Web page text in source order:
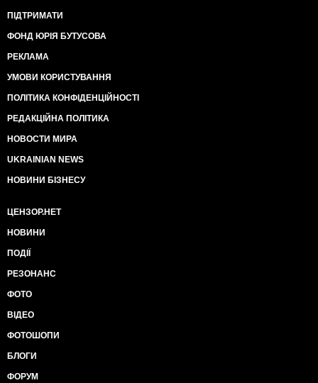
ПІДТРИМАТИ
ФОНД ЮРІЯ БУТУСОВА
РЕКЛАМА
УМОВИ КОРИСТУВАННЯ
ПОЛІТИКА КОНФІДЕНЦІЙНОСТІ
РЕДАКЦІЙНА ПОЛІТИКА
НОВОСТИ МИРА
UKRAINIAN NEWS
НОВИНИ БІЗНЕСУ
ЦЕНЗОР.НЕТ
НОВИНИ
ПОДІЇ
РЕЗОНАНС
ФОТО
ВІДЕО
ФОТОШОПИ
БЛОГИ
ФОРУМ